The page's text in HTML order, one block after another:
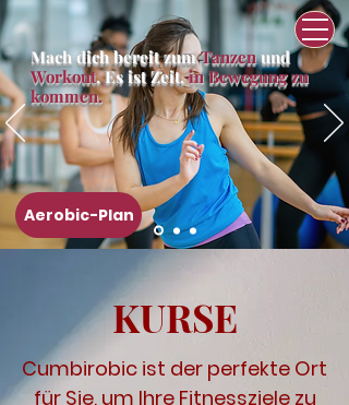
Mach dich bereit zumTanzenund
Workout. Es ist Zeit,in Bewegung zu
kommen.
Aerobic-Plan
KURSE
Cumbirobic ist der perfekte Ort
für Sie, um Ihre Fitnessziele zu